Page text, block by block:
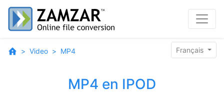
Video MP4 Français
MP4 en IPOD